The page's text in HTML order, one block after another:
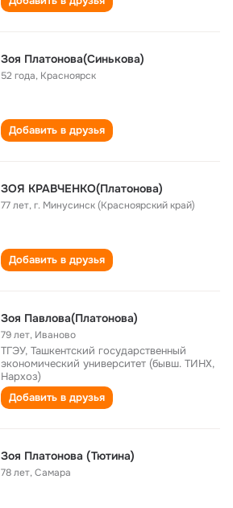
Зоя Платонова(Синькова)
52 года, Красноярск
Добавить в друзья
ЗОЯ КРАВЧЕНКО(Платонова)
77 лет,г. Минусинск (Красноярский край)
Добавить в друзья
Зоя Павлова(Платонова)
79 лет, Иваново
ТГЭУ, Ташкентский государственный
экономический университет (бывш. ТИНХ,
Нархоз)
Добавить в друзья
Зоя Платонова (Тютина)
78 лет,Самара